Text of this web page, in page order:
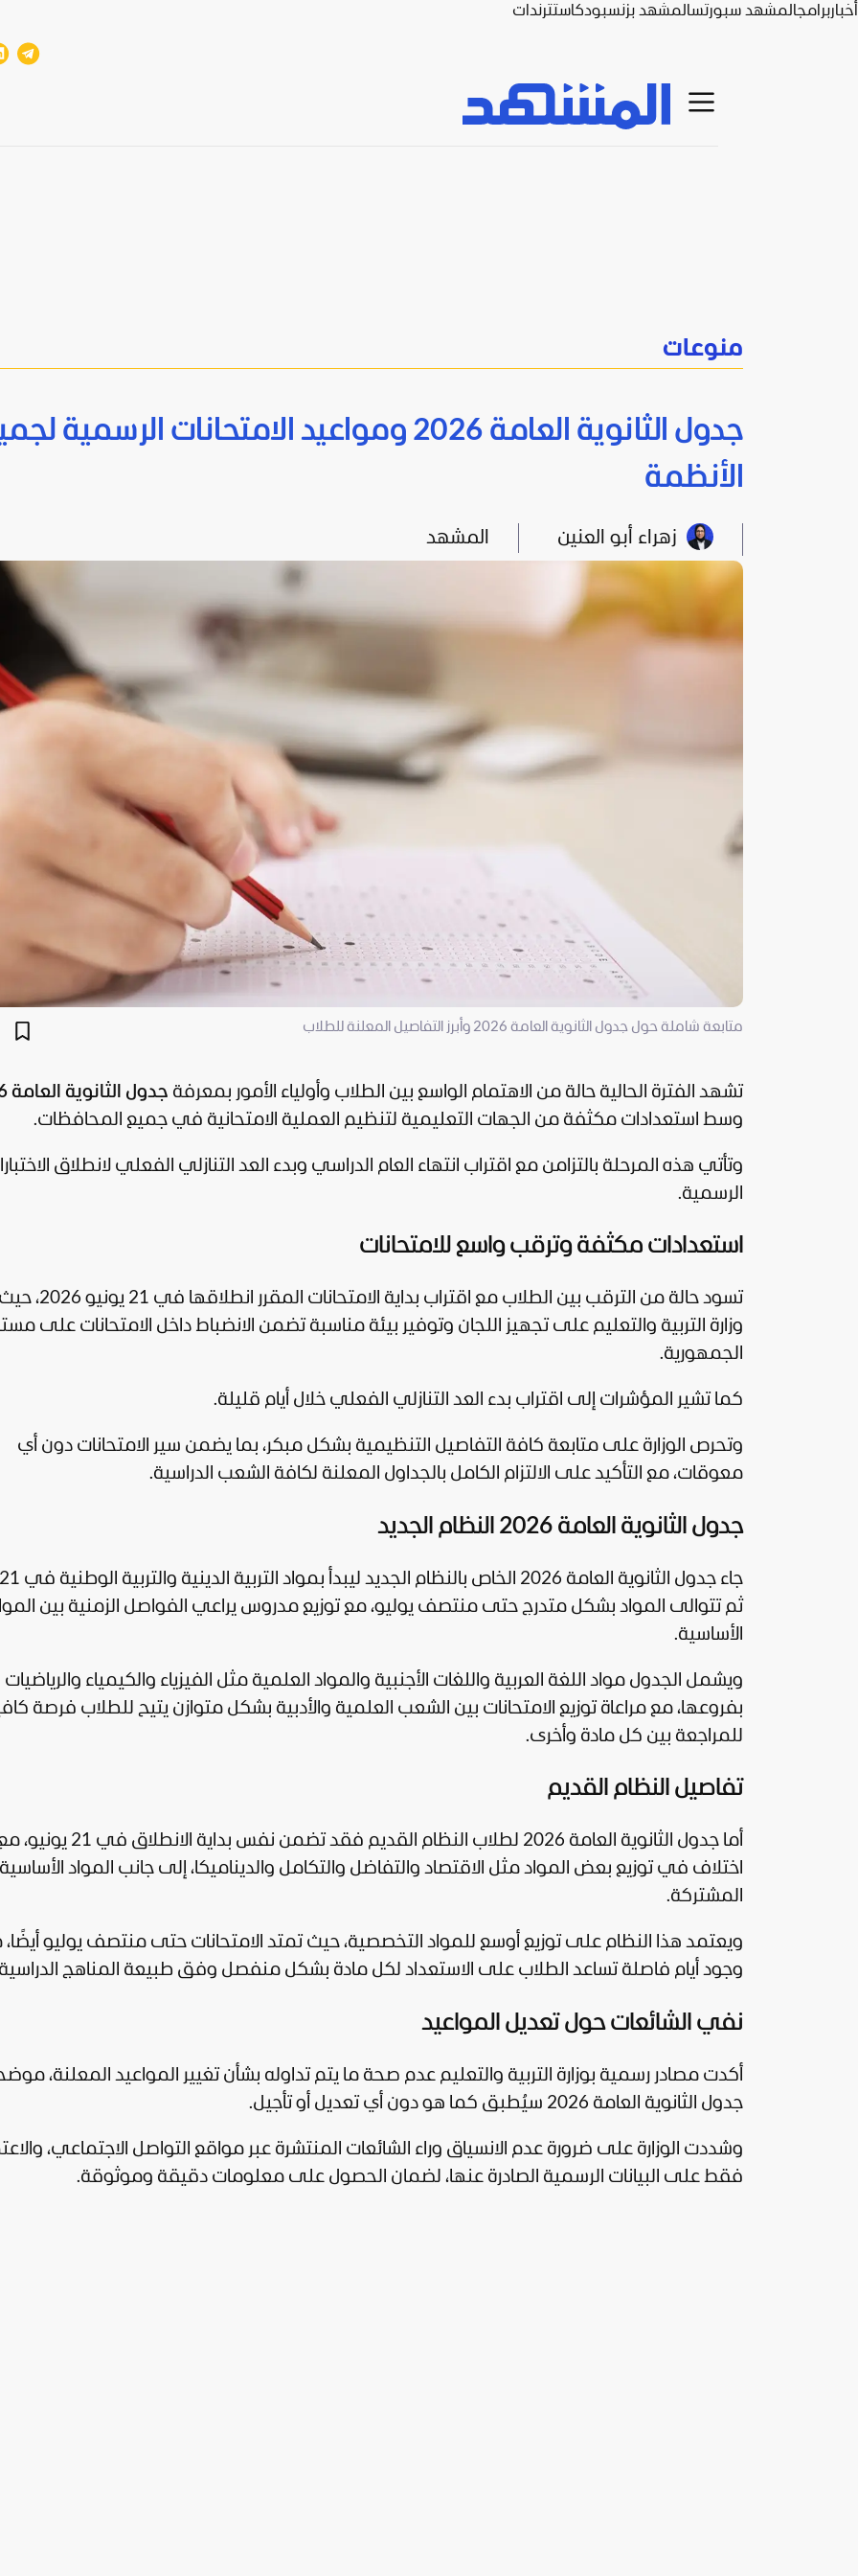
أخباربرامجالمشهد سبورتسالمشهد بزنسبودكاستترندات
منوعات
جدول الثانوية العامة 2026 ومواعيد الامتحانات الرسمية
الأنظمة
زهراء أبو العنين المشهد
متابعة شاملة حول جدول الثانوية العامة 2026 وأبرز التفاصيل المعلنة للطلاب
تشهد الفترة الحالية حالة من الاهتمام الواسع بين الطلاب وأولياء الأمور بمعرفة جدول الثانوية العامة 2026
وسط استعدادات مكثفة من الجهات التعليمية لتنظيم العملية الامتحانية في جميع المحافظات.
وتأتي هذه المرحلة بالتزامن مع اقتراب انتهاء العام الدراسي وبدء العد التنازلي الفعلي لانطلاق
الرسمية.
استعدادات مكثفة وترقب واسع للامتحانات
تسود حالة من الترقب بين الطلاب مع اقتراب
وزارة التربية والتعليم على تجهيز اللجان وتوفير بيئة مناسبة تضمن الانضباط داخل الامتحانات على
الجمهورية.
كما تشير المؤشرات إلى اقتراب بدء العد التنازلي الفعلي خلال أيام قليلة.
وتحرص الوزارة على متابعة كافة التفاصيل التنظيمية بشكل مبكر، بما يضمن سير الامتحانات دون أي
معوقات، مع التأكيد على الالتزام الكامل بالجداول المعلنة لكافة الشعب الدراسية.
جدول الثانوية العامة 2026 النظام الجديد
ثم تتوالى المواد بشكل متدرج حتى منتصف يوليو، مع توزيع مدروس يراعي الفواصل الزمنية بين
الأساسية.
ويشمل الجدول مواد اللغة العربية واللغات الأجنبية والمواد العلمية مثل الفيزياء والكيمياء والرياضيات
بفروعها، مع مراعاة توزيع الامتحانات بين الشعب العلمية والأدبية بشكل متوازن يتيح للطلاب فرصة
للمراجعة بين كل مادة وأخرى.
تفاصيل النظام القديم
أما جدول الثانوية العامة 2026 لطلاب النظام القديم فقد تضمن نفس بداية الانطلاق في 21
اختلاف في توزيع بعض المواد مثل الاقتصاد والتفاضل والتكامل والديناميكا، إلى جانب المواد الأساسية
المشتركة.
ويعتمد هذا النظام على توزيع أوسع للمواد التخصصية، حيث تمتد الامتحانات حتى منتصف يوليو
وجود أيام فاصلة تساعد الطلاب على الاستعداد لكل مادة بشكل منفصل وفق طبيعة المناهج
نفي الشائعات حول تعديل المواعيد
أكدت مصادر رسمية بوزارة التربية والتعليم عدم صحة ما يتم تداوله بشأن تغيير المواعيد المعلنة،
جدول الثانوية العامة 2026 سيُطبق كما هو دون أي تعديل أو تأجيل.
وشددت الوزارة على ضرورة عدم الانسياق وراء الشائعات المنتشرة عبر مواقع التواصل الاجتماعي،
فقط على البيانات الرسمية الصادرة عنها، لضمان الحصول على معلومات دقيقة وموثوقة.